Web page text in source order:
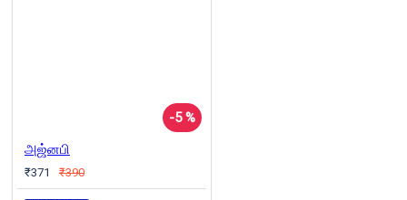
-5 %
அஜ்னபி
₹371 ₹390